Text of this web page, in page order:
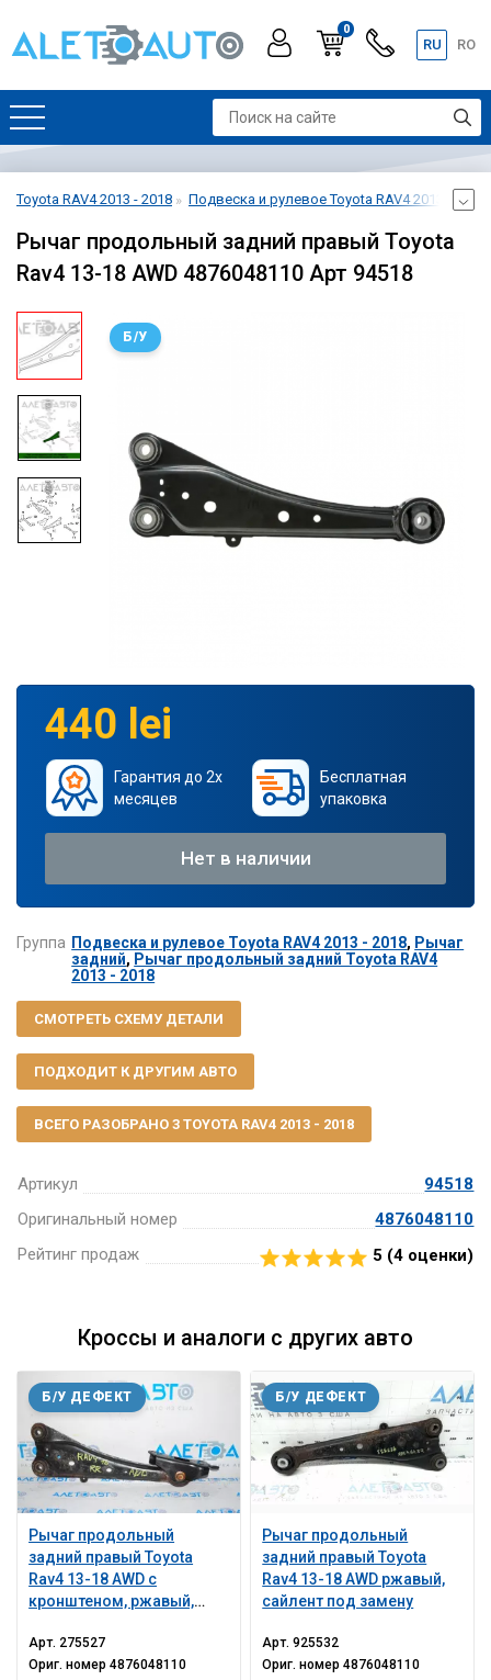
0
RU RO
Toyota RAV4 2013 - 2018 Подвеска и рулевое Toyota RAV4 2013 - 2018
Рычаг продольный задний правый Toyota
Rav4 13-18 AWD 4876048110 Арт 94518
Б/У
Артикул
94518
Оригинальный номер
4876048110
Рейтинг продаж
5 (4 оценки)
440 lei
Гарантия до 2х
месяцев
Бесплатная
упаковка
Нет в наличии
Группа Подвеска и рулевое Toyota RAV4 2013 - 2018, Рычаг
задний, Рычаг продольный задний Toyota RAV4
2013 - 2018
СМОТРЕТЬ СХЕМУ ДЕТАЛИ
ПОДХОДИТ К ДРУГИМ АВТО
ВСЕГО РАЗОБРАНО 3 TOYOTA RAV4 2013 - 2018
Кроссы и аналоги с других авто
Рычаг продольный
задний правый Toyota
Rav4 13-18 AWD с
кронштеном, ржавый,
Б/У ДЕФЕКТ
Арт. 275527
Ориг. номер4876048110
Рычаг продольный
задний правый Toyota
Rav4 13-18 AWD ржавый,
сайлент под замену
Б/У ДЕФЕКТ
Арт.925532
Ориг. номер4876048110